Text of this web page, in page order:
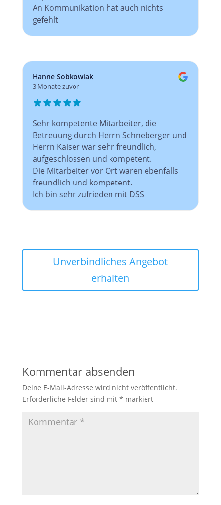
An Kommunikation hat auch nichts
gefehlt
Hanne Sobkowiak
3 Monate zuvor
Sehr kompetente Mitarbeiter, die
Betreuung durch Herrn Schneberger und
Herrn Kaiser war sehr freundlich,
aufgeschlossen und kompetent.
Die Mitarbeiter vor Ort waren ebenfalls
freundlich und kompetent.
Ich bin sehr zufrieden mit DSS
Unverbindliches Angebot
erhalten
Kommentar absenden
Deine E-Mail-Adresse wird nicht veröffentlicht.
Erforderliche Felder sind mit * markiert